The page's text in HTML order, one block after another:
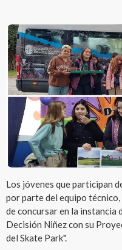
Los jóvenes que participan
por parte del equipo
de concursar en la instancia
Decisión Niñez con su
del Skate Park".